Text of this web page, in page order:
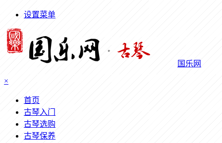
设置菜单
国乐网
×
首页
古琴入门
古琴选购
古琴保养